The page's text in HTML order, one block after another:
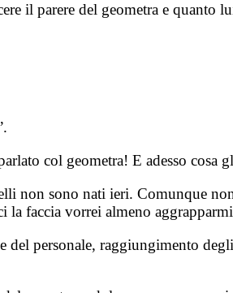
il parere del geometra e
col geometra! E adesso cosa
non sono nati ieri. Comunque
la faccia vorrei almeno
personale, raggiungimento